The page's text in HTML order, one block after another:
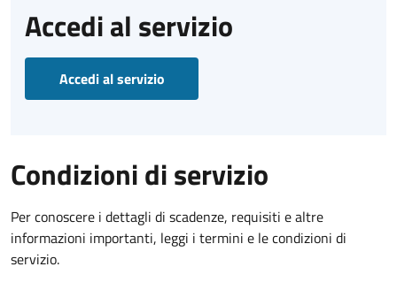
Accedi al servizio
Accedi al servizio
Condizioni di servizio
Per conoscere i dettagli di scadenze, requisiti e altre
informazioni importanti, leggi i termini e le condizioni di
servizio.